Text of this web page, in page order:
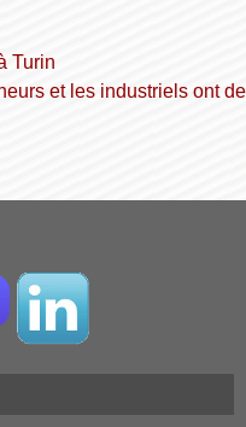
Turin
et les industriels ont